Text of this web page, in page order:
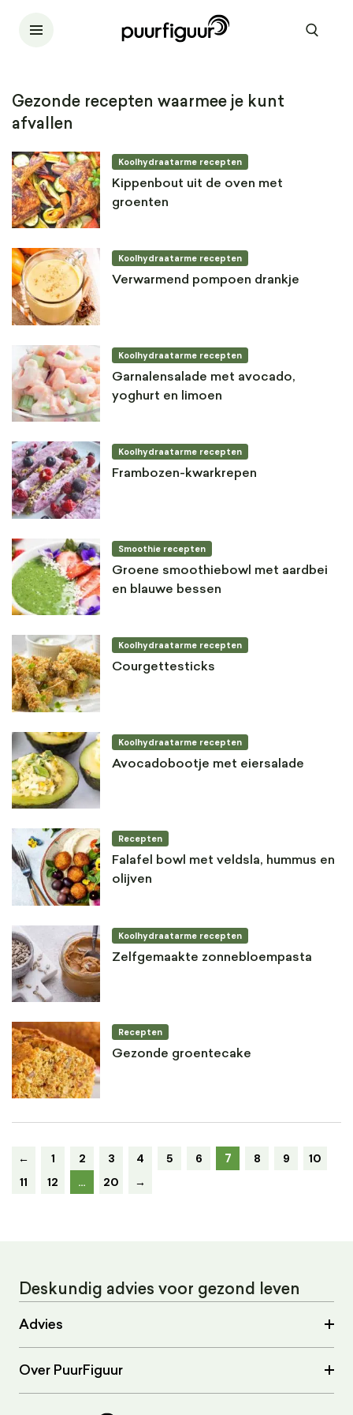
Gezonde recepten waarmee je kunt
afvallen
Koolhydraatarme recepten
Kippenbout uit de oven met
groenten
Koolhydraatarme recepten
Verwarmend pompoen drankje
Koolhydraatarme recepten
Garnalensalade met avocado,
yoghurt en limoen
Koolhydraatarme recepten
Frambozen-kwarkrepen
Smoothie recepten
Groene smoothiebowl met aardbei
en blauwe bessen
Koolhydraatarme recepten
Courgettesticks
Koolhydraatarme recepten
Avocadobootje met eiersalade
Recepten
Falafel bowl met veldsla, hummus en
olijven
Koolhydraatarme recepten
Zelfgemaakte zonnebloempasta
Recepten
Gezonde groentecake
← 1 2 3 4 5 6 7 8 9
10
11
12 … 20 →
Deskundig advies voor gezond leven
Advies
Over PuurFiguur